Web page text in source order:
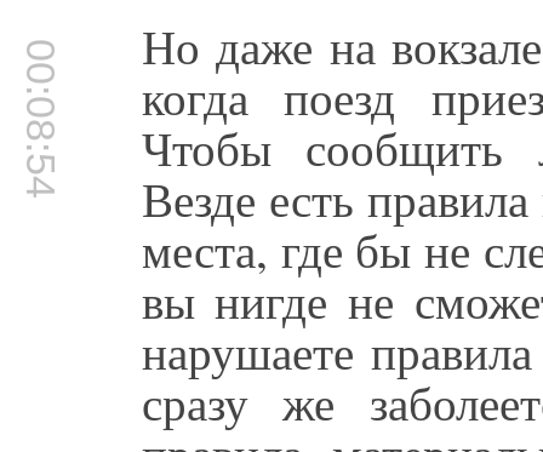
00:08:54 Но даже на
когда поезд
Чтобы сообщить
Везде есть
места, где бы не
вы нигде не
нарушаете
сразу же